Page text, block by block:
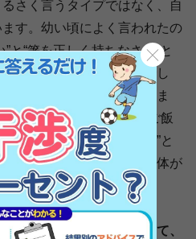
さく言うタイプではなく、自
す。幼い頃によく言われたの
と“箸を正しく持ちなさい”と
ほぼ何も言われませんでし
しても同じだったと思いま
あなたが兄弟の中で一番ご飯
は何でもよく食べていた”と
、３兄弟の中で僕が一番体が
ん」
カーを続けることに関して、